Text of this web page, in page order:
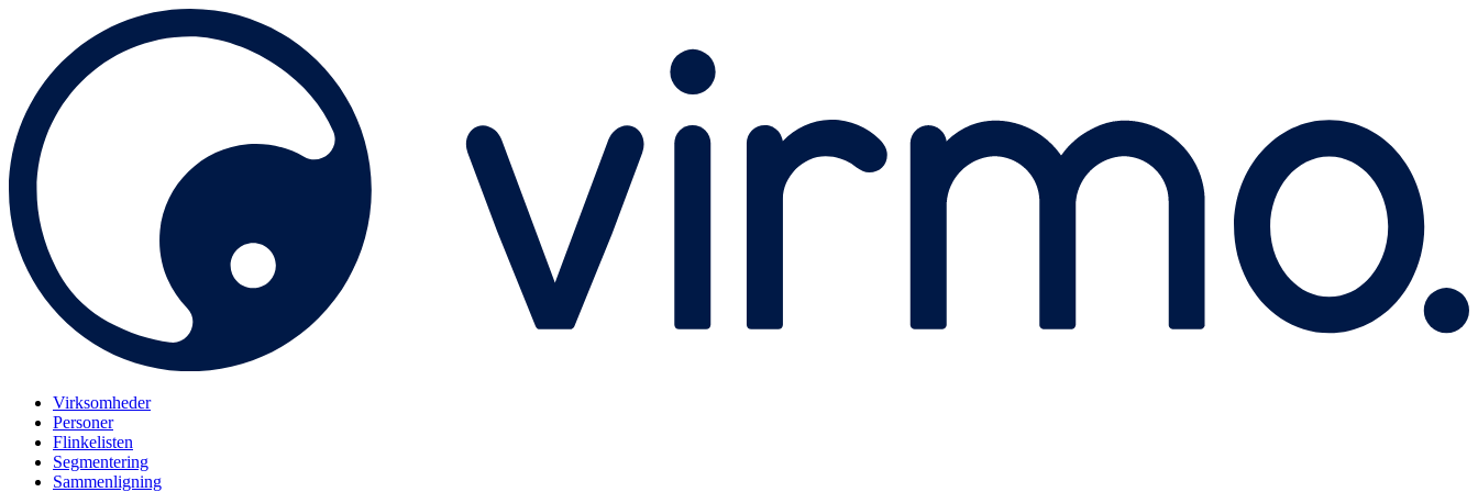
Virksomheder
Personer
Flinkelisten
Segmentering
Sammenligning